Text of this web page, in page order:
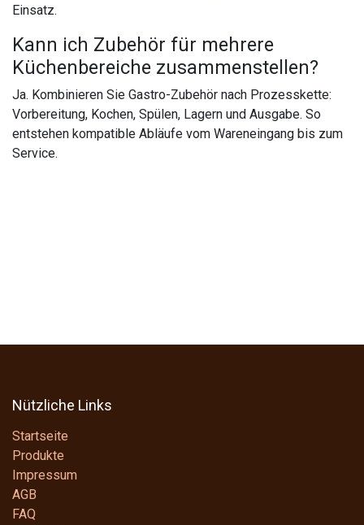
Einsatz.
Kann ich Zubehör für mehrere
Küchenbereiche zusammenstellen?
Ja. Kombinieren Sie Gastro-Zubehör nach Prozesskette:
Vorbereitung, Kochen, Spülen, Lagern und Ausgabe. So
entstehen kompatible Abläufe vom Wareneingang bis zum
Service.
Nützliche Links
Startseite
Produkte
Impressum
AGB
FAQ